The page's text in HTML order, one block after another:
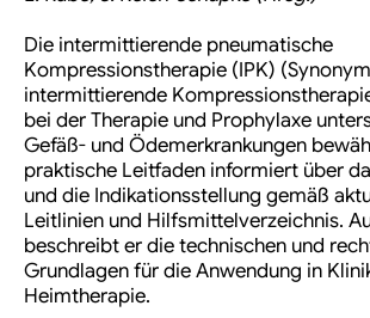
Die intermittierende pneumatische
Kompressionstherapie (IPK)
intermittierende
bei der Therapie und Prophylaxe
Gefäß- und Ödemerkrankungen
praktische Leitfaden informiert über
und die Indikationsstellung gemäß
Leitlinien und Hilfsmittelverzeichnis.
beschreibt er die technischen und
Grundlagen für die Anwendung in
Heimtherapie.